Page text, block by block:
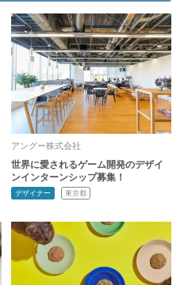
アングー株式会社
世界に愛されるゲーム開発のデザイ
ンインターンシップ募集！
デザイナー 東京都